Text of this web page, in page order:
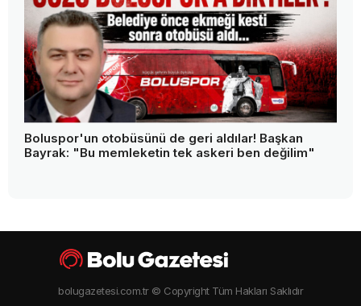
Boluspor'un otobüsünü de geri aldılar! Başkan
Bayrak: "Bu memleketin tek askeri ben değilim"
bolugazetesi.com.tr © Copyright Tüm Hakları Saklıdır